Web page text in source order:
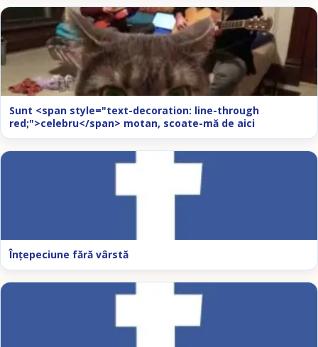
Sunt <span style="text-decoration: line-through
red;">celebru</span> motan, scoate-mă de aici
Înţepeciune fără vârstă